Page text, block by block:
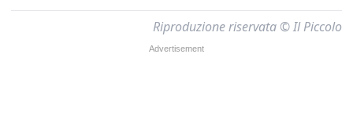
Riproduzione riservata © Il Piccolo